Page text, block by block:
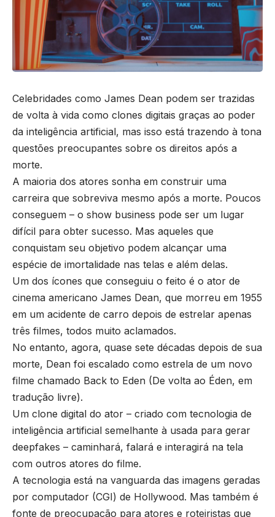
Celebridades como James Dean podem ser trazidas
de volta à vida como clones digitais graças ao poder
da inteligência artificial, mas isso está trazendo à tona
questões preocupantes sobre os direitos após a
morte.
A maioria dos atores sonha em construir uma
carreira que sobreviva mesmo após a morte. Poucos
conseguem – o show business pode ser um lugar
difícil para obter sucesso. Mas aqueles que
conquistam seu objetivo podem alcançar uma
espécie de imortalidade nas telas e além delas.
Um dos ícones que conseguiu o feito é o ator de
cinema americano James Dean, que morreu em 1955
em um acidente de carro depois de estrelar apenas
três filmes, todos muito aclamados.
No entanto, agora, quase sete décadas depois de sua
morte, Dean foi escalado como estrela de um novo
filme chamado Back to Eden (De volta ao Éden, em
tradução livre).
Um clone digital do ator – criado com tecnologia de
inteligência artificial semelhante à usada para gerar
deepfakes – caminhará, falará e interagirá na tela
com outros atores do filme.
A tecnologia está na vanguarda das imagens geradas
por computador (CGI) de Hollywood. Mas também é
fonte de preocupação para atores e roteiristas que